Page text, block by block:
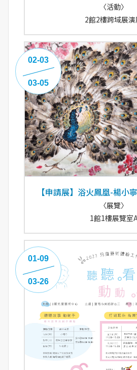
〈活動〉
2館2樓跨域展
【申請展】浴火鳳凰-楊小
〈展覽〉
1館1樓展覽室
02-03
03-05
01-09
03-26